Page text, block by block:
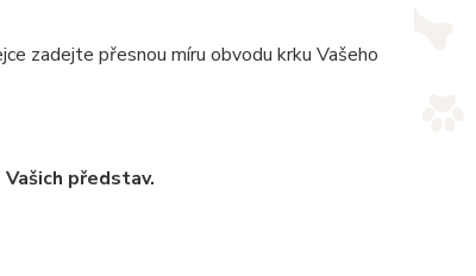
zadejte přesnou míru obvodu krku Vašeho
představ.